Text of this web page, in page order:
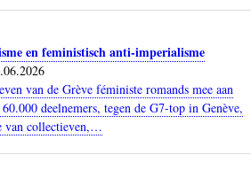
en feministisch anti-imperialisme
van de Grève féministe romands mee aan
deelnemers, tegen de G7-top in Genève,
van collectieven,…